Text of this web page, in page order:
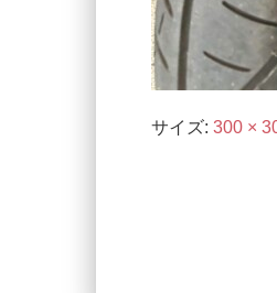
サイズ: 300 ×